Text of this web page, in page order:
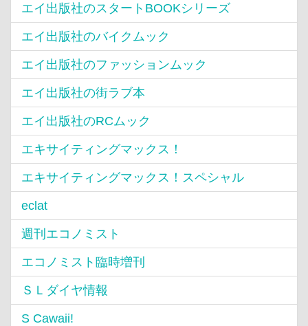
エイ出版社のスタートBOOKシリーズ
エイ出版社のバイクムック
エイ出版社のファッションムック
エイ出版社の街ラブ本
エイ出版社のRCムック
エキサイティングマックス！
エキサイティングマックス！スペシャル
eclat
週刊エコノミスト
エコノミスト臨時増刊
ＳＬダイヤ情報
S Cawaii!